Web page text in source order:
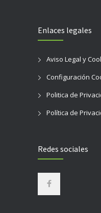
Enlaces legales
Aviso Legal y
Configuración
Politica de
Política de
Redes sociales